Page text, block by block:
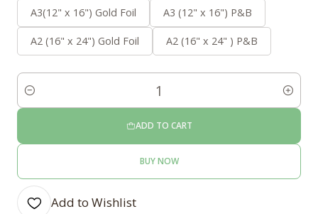
A3(12" x 16") Gold Foil A3 (12" x 16") P&B
A2 (16" x 24") Gold Foil A2 (16" x 24" ) P&B
Quantity
ADD TO CART
BUY NOW
Add to Wishlist